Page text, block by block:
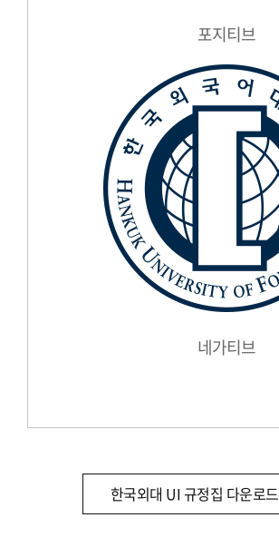
포지티브
네가티브
한국외대 UI 규정집 다운로드